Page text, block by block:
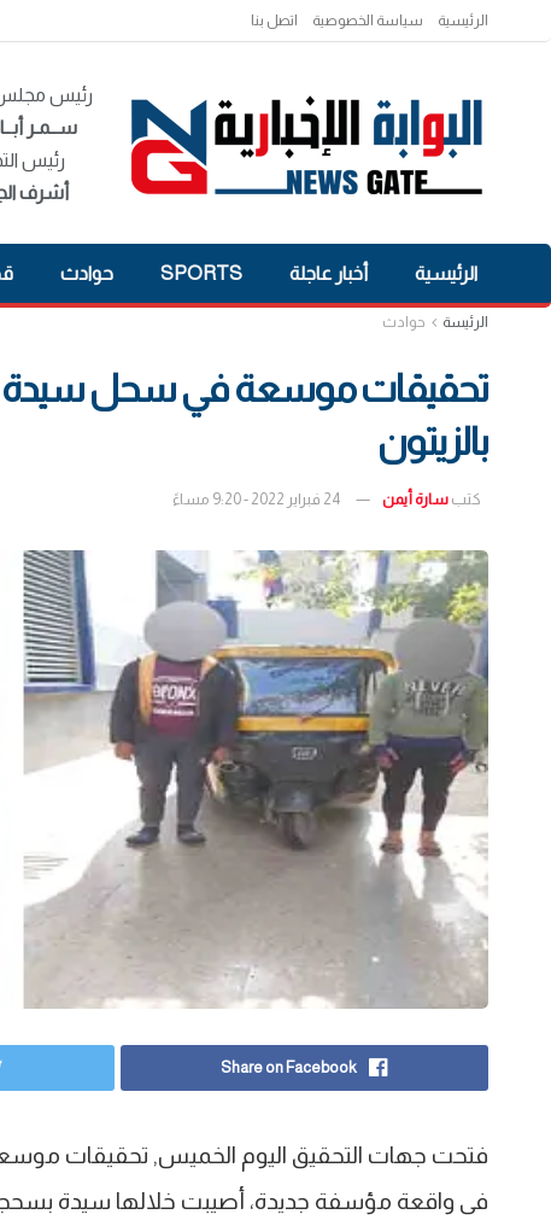
الرئيسية سياسة الخصوصية اتصل بنا
رئيس مجلس
ســمـر
رئيس
أشرف
الرئيسية أخبار عاجلة SPORTS حوادث
الرئيسة حوادث
تحقيقات موسعة في سحل سيدة
بالزيتون
كتب سارة أيمن 24 فبراير 2022 - 9:20 مساءً
Share on Facebook
فتحت جهات التحقيق اليوم الخميس, تحقيقات
فى واقعة مؤسفة جديدة، أصيبت خلالها سيدة